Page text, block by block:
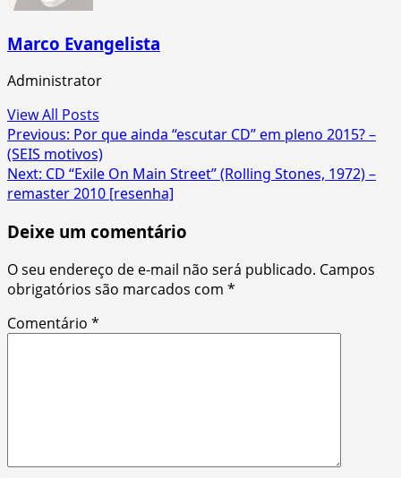
Marco Evangelista
Administrator
View All Posts
Post
navigation
Previous: Por que ainda “escutar CD” em pleno 2015? –
(SEIS motivos)
Next: CD “Exile On Main Street” (Rolling Stones, 1972) –
remaster 2010 [resenha]
Deixe um comentário
O seu endereço de e-mail não será publicado. Campos
obrigatórios são marcados com *
Comentário *